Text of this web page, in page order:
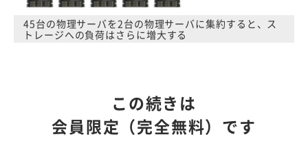
45台の物理サーバを2台の物理サーバに集約すると、ス
トレージへの負荷はさらに増大する
この続きは
会員限定（完全無料）です